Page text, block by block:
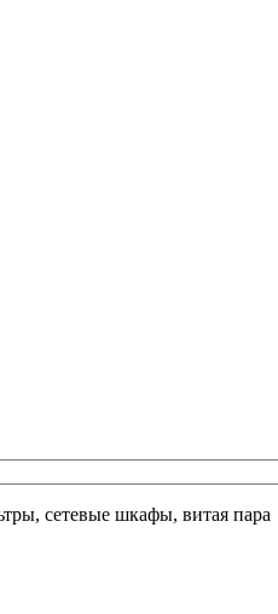
сетевые шкафы, витая пара